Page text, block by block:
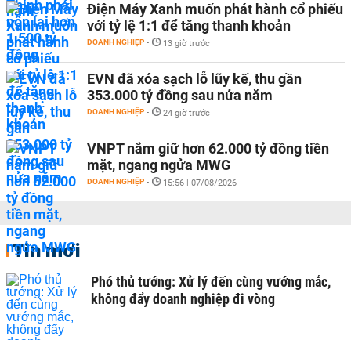
Điện Máy Xanh muốn phát hành cổ phiếu
với tỷ lệ 1:1 để tăng thanh khoản
DOANH NGHIỆP - 13 giờ trước
EVN đã xóa sạch lỗ lũy kế, thu gần
353.000 tỷ đồng sau nửa năm
DOANH NGHIỆP - 24 giờ trước
VNPT nắm giữ hơn 62.000 tỷ đồng tiền
mặt, ngang ngửa MWG
DOANH NGHIỆP - 15:56 | 07/08/2026
Tin mới
Phó thủ tướng: Xử lý đến cùng vướng mắc,
không đẩy doanh nghiệp đi vòng